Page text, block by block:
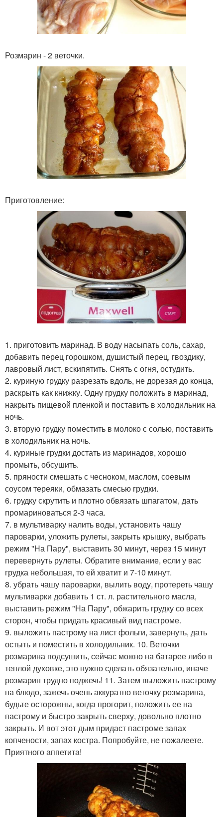
Розмарин - 2 веточки.
Приготовление:
1. приготовить маринад. В воду насыпать соль, сахар,
добавить перец горошком, душистый перец, гвоздику,
лавровый лист, вскипятить. Снять с огня, остудить.
2. куриную грудку разрезать вдоль, не дорезая до конца,
раскрыть как книжку. Одну грудку положить в маринад,
накрыть пищевой пленкой и поставить в холодильник на
ночь.
3. вторую грудку поместить в молоко с солью, поставить
в холодильник на ночь.
4. куриные грудки достать из маринадов, хорошо
промыть, обсушить.
5. пряности смешать с чесноком, маслом, соевым
соусом тереяки, обмазать смесью грудки.
6. грудку скрутить и плотно обвязать шпагатом, дать
промариноваться 2-3 часа.
7. в мультиварку налить воды, установить чашу
пароварки, уложить рулеты, закрыть крышку, выбрать
режим "На Пару", выставить 30 минут, через 15 минут
перевернуть рулеты. Обратите внимание, если у вас
грудка небольшая, то ей хватит и 7-10 минут.
8. убрать чашу пароварки, вылить воду, протереть чашу
мультиварки добавить 1 ст. л. растительного масла,
выставить режим "На Пару", обжарить грудку со всех
сторон, чтобы придать красивый вид пастроме.
9. выложить пастрому на лист фольги, завернуть, дать
остыть и поместить в холодильник. 10. Веточки
розмарина подсушить, сейчас можно на батарее либо в
теплой духовке, это нужно сделать обязательно, иначе
розмарин трудно поджечь! 11. Затем выложить пастрому
на блюдо, зажечь очень аккуратно веточку розмарина,
будьте осторожны, когда прогорит, положить ее на
пастрому и быстро закрыть сверху, довольно плотно
закрыть. И вот этот дым придаст пастроме запах
копчености, запах костра. Попробуйте, не пожалеете.
Приятного аппетита!